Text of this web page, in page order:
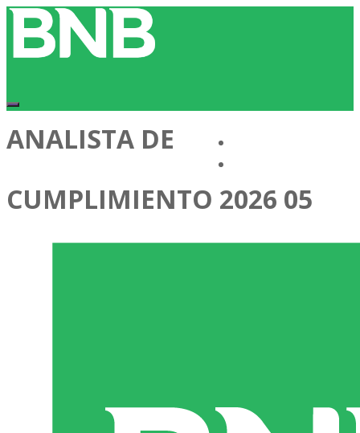
ANALISTA DE
CUMPLIMIENTO 2026 05